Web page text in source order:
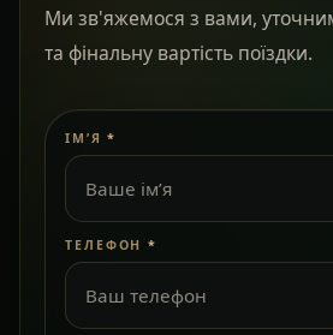
Ми зв'яжемося з вами,
та фінальну вартість поїздки.
ІМ’Я *
ТЕЛЕФОН *